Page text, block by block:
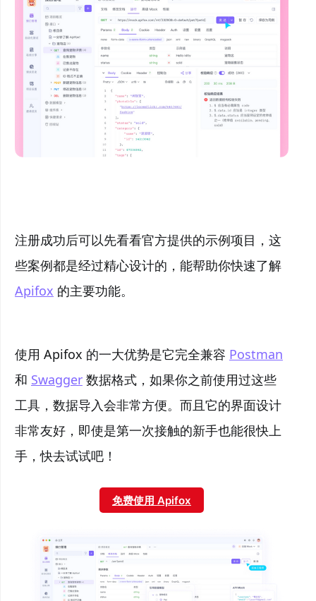
注册成功后可以先看看官方提供的示例项目，这
些案例都是经过精心设计的，能帮助你快速了解
Apifox 的主要功能。
使用 Apifox 的一大优势是它完全兼容 Postman
和 Swagger 数据格式，如果你之前使用过这些
工具，数据导入会非常方便。而且它的界面设计
非常友好，即使是第一次接触的新手也能很快上
手，快去试试吧！
免费使用 Apifox